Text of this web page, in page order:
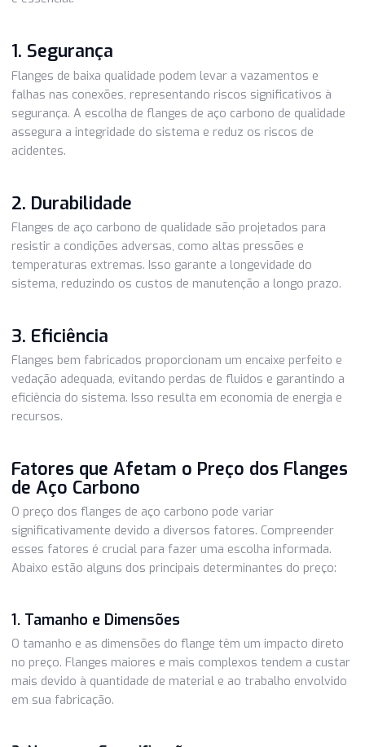
equipamentos. A escolha de flanges de alta qualidade é
fundamental para garantir a integridade e a eficiência
sistemas. Aqui estão algumas razões pelas quais a
é essencial:
Flanges de baixa qualidade podem levar a vazamentos e
falhas nas conexões, representando riscos significativos
segurança. A escolha de flanges de aço carbono de
assegura a integridade do sistema e reduz os riscos de
acidentes.
2. Durabilidade
Flanges de aço carbono de qualidade são projetados para
resistir a condições adversas, como altas pressões e
temperaturas extremas. Isso garante a longevidade do
3. Eficiência
Flanges bem fabricados proporcionam um encaixe
vedação adequada, evitando perdas de fluidos e
eficiência do sistema. Isso resulta em economia de
Fatores que Afetam o Preço dos
de Aço Carbono
O preço dos flanges de aço carbono pode variar
significativamente devido a diversos fatores.